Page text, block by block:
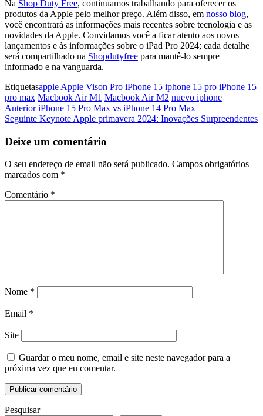
Na Shop Duty Free, continuamos trabalhando para oferecer os
produtos da Apple pelo melhor preço. Além disso, em nosso blog,
você encontrará as informações mais recentes sobre tecnologia e as
novidades da Apple. Convidamos você a ficar atento aos novos
lançamentos e às informações sobre o iPad Pro 2024; cada detalhe
será compartilhado na Shopdutyfree para mantê-lo sempre
informado e na vanguarda.
Etiquetasapple Apple Vison Pro iPhone 15 iphone 15 pro iPhone 15
pro max Macbook Air M1 Macbook Air M2 nuevo iphone
Navegação
de
artigos
Artigo
anterior
Anterior iPhone 15 Pro Max vs iPhone 14 Pro Max
Artigo
Seguinte Keynote Apple primavera 2024: Inovações Surpreendentes
Deixe um comentário
O seu endereço de email não será publicado. Campos obrigatórios
marcados com *
Comentário *
Nome *
Email *
Site
Guardar o meu nome, email e site neste navegador para a
próxima vez que eu comentar.
Pesquisar